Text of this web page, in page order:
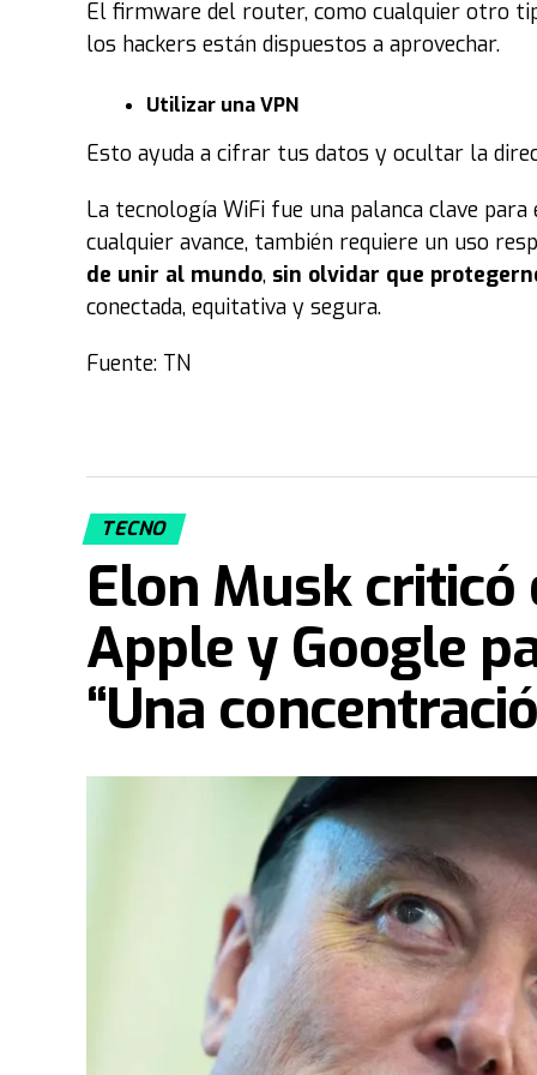
El firmware del router, como cualquier otro
los hackers están dispuestos a aprovechar.
Utilizar una VPN
Esto ayuda a cifrar tus datos y ocultar la
La tecnología WiFi fue una palanca clave
cualquier avance, también requiere un uso
de unir al mundo, sin olvidar que
conectada, equitativa y segura.
Fuente: TN
TECNO
Elon Musk
Apple y Google
“Una